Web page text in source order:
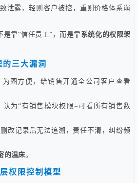
泄露，轻则客户被挖，重则价格体系崩
是靠“信任员工”，而是靠 系统化的权限架
三大漏洞
为图方便，给销售开通全公司客户查看
认为“有销售模块权限=可看所有销售数
改记录后无法追溯，责任不清，纠纷频
的温床。
权限控制模型